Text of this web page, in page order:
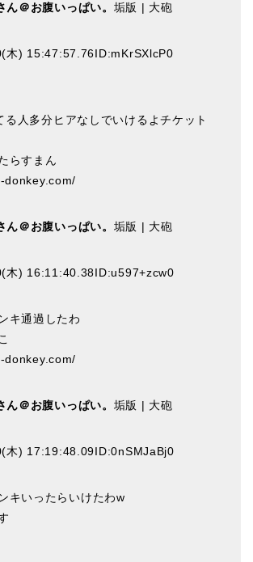
ん＠お腹いっぱい。 垢版 | 大砲
木) 15:47:57.76ID:mKrSXlcP0
る人多分ヒアなしでいけるよチケット
らすまん
ん＠お腹いっぱい。 垢版 | 大砲
木) 16:11:40.38ID:u597+zcw0
キ通過したわ
ん＠お腹いっぱい。 垢版 | 大砲
木) 17:19:48.09ID:0nSMJaBj0
キいったらいけたわw